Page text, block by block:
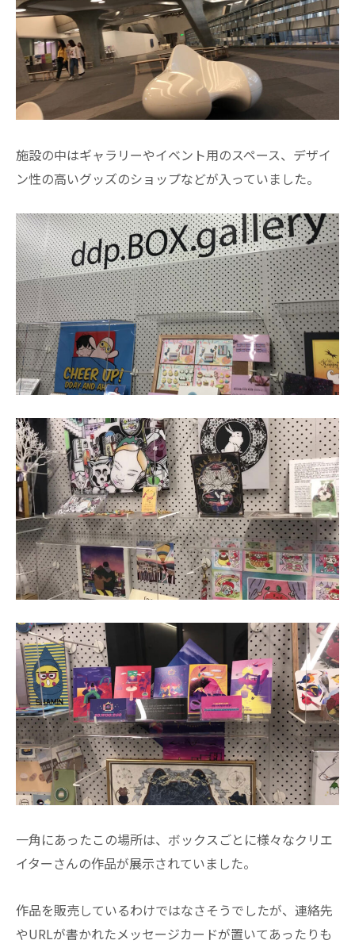
施設の中はギャラリーやイベント用のスペース、デザイ
ン性の高いグッズのショップなどが入っていました。
一角にあったこの場所は、ボックスごとに様々なクリエ
イターさんの作品が展示されていました。
作品を販売しているわけではなさそうでしたが、連絡先
やURLが書かれたメッセージカードが置いてあったりも